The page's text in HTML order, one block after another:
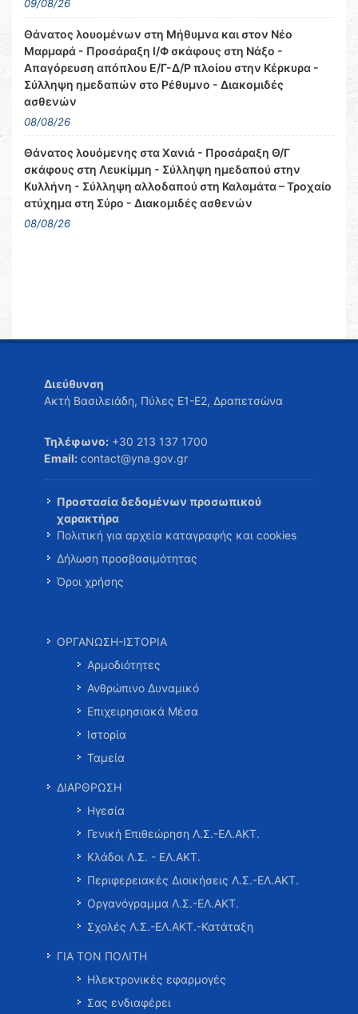
09/08/26
Θάνατος λουομένων στη Μήθυμνα και στον Νέο
Μαρμαρά - Προσάραξη Ι/Φ σκάφους στη Νάξο -
Απαγόρευση απόπλου Ε/Γ-Δ/Ρ πλοίου στην Κέρκυρα -
Σύλληψη ημεδαπών στο Ρέθυμνο - Διακομιδές
ασθενών
08/08/26
Θάνατος λουόμενης στα Χανιά - Προσάραξη Θ/Γ
σκάφους στη Λευκίμμη - Σύλληψη ημεδαπού στην
Κυλλήνη - Σύλληψη αλλοδαπού στη Καλαμάτα – Τροχαίο
ατύχημα στη Σύρο - Διακομιδές ασθενών
08/08/26
Διεύθυνση
Ακτή Βασιλειάδη, Πύλες Ε1-Ε2, Δραπετσώνα
Τηλέφωνο: +30 213 137 1700
Email: contact@yna.gov.gr
Προστασία δεδομένων προσωπικού
χαρακτήρα
Πολιτική για αρχεία καταγραφής και cookies
Δήλωση προσβασιμότητας
Όροι χρήσης
ΟΡΓΑΝΩΣΗ-ΙΣΤΟΡΙΑ
Αρμοδιότητες
Ανθρώπινο Δυναμικό
Επιχειρησιακά Μέσα
Ιστορία
Ταμεία
ΔΙΑΡΘΡΩΣΗ
Ηγεσία
Γενική Επιθεώρηση Λ.Σ.-ΕΛ.ΑΚΤ.
Κλάδοι Λ.Σ. - ΕΛ.ΑΚΤ.
Περιφερειακές Διοικήσεις Λ.Σ.-ΕΛ.ΑΚΤ.
Οργανόγραμμα Λ.Σ.-ΕΛ.ΑΚΤ.
Σχολές Λ.Σ.-ΕΛ.ΑΚΤ.-Κατάταξη
ΓΙΑ ΤΟΝ ΠΟΛΙΤΗ
Ηλεκτρονικές εφαρμογές
Σας ενδιαφέρει